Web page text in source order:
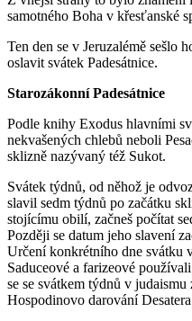
samotného Boha v křesťanské
Ten den se v Jeruzalémě sešlo
oslavit svátek Padesátnice.
Starozákonní Padesátnice
Podle knihy Exodus hlavními
nekvašených chlebů neboli
sklizně nazývaný též Sukot.
Svátek týdnů, od něhož je
slavil sedm týdnů po začátku
stojícímu obilí, začneš počítat
Později se datum jeho slavení
Určení konkrétního dne svátku
Saduceové a farizeové
se se svátkem týdnů v
Hospodinovo darování